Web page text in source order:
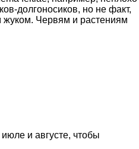
долгоносиков, но не факт,
жуком. Червям и растениям
и августе, чтобы